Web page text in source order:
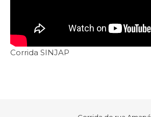
Corrida SINJAP